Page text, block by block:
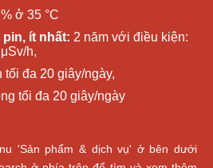
ở 35 °C
ít nhất: 2 năm với điều kiện:
h,
đa 20 giây/ngày,
tối đa 20 giây/ngày
'Sản phẩm & dịch vụ' ở bên dưới